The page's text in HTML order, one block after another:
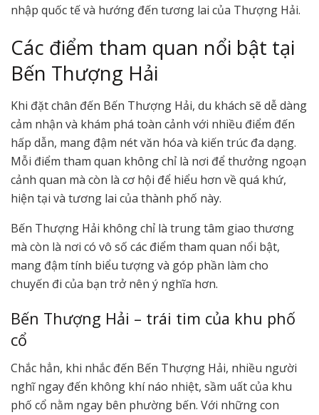
nhập quốc tế và hướng đến tương lai của Thượng Hải.
Các điểm tham quan nổi bật tại
Bến Thượng Hải
Khi đặt chân đến Bến Thượng Hải, du khách sẽ dễ dàng
cảm nhận và khám phá toàn cảnh với nhiều điểm đến
hấp dẫn, mang đậm nét văn hóa và kiến trúc đa dạng.
Mỗi điểm tham quan không chỉ là nơi để thưởng ngoạn
cảnh quan mà còn là cơ hội để hiểu hơn về quá khứ,
hiện tại và tương lai của thành phố này.
Bến Thượng Hải không chỉ là trung tâm giao thương
mà còn là nơi có vô số các điểm tham quan nổi bật,
mang đậm tính biểu tượng và góp phần làm cho
chuyến đi của bạn trở nên ý nghĩa hơn.
Bến Thượng Hải – trái tim của khu phố
cổ
Chắc hẳn, khi nhắc đến Bến Thượng Hải, nhiều người
nghĩ ngay đến không khí náo nhiệt, sầm uất của khu
phố cổ nằm ngay bên phường bến. Với những con